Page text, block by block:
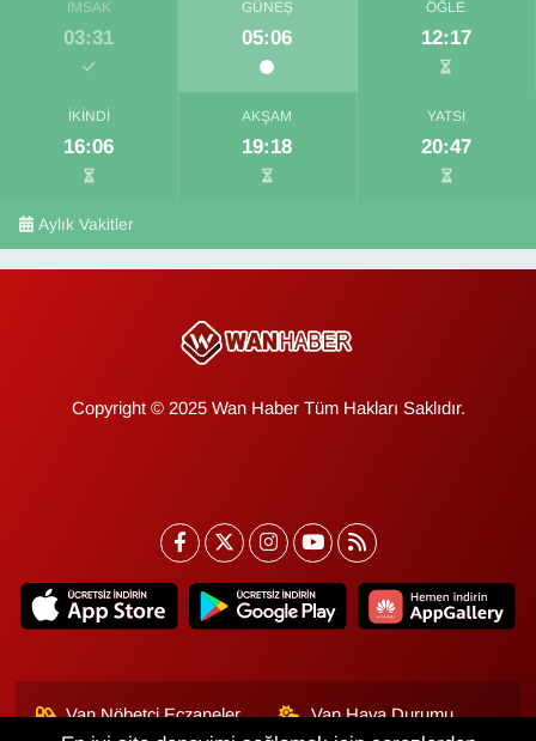
İMSAK
03:31
GÜNEŞ
05:06
ÖĞLE
12:17
İKINDI
16:06
AKŞAM
19:18
YATSI
20:47
Aylık Vakitler
Copyright © 2025 Wan Haber Tüm Hakları Saklıdır.
Van Nöbetçi Eczaneler Van Hava Durumu